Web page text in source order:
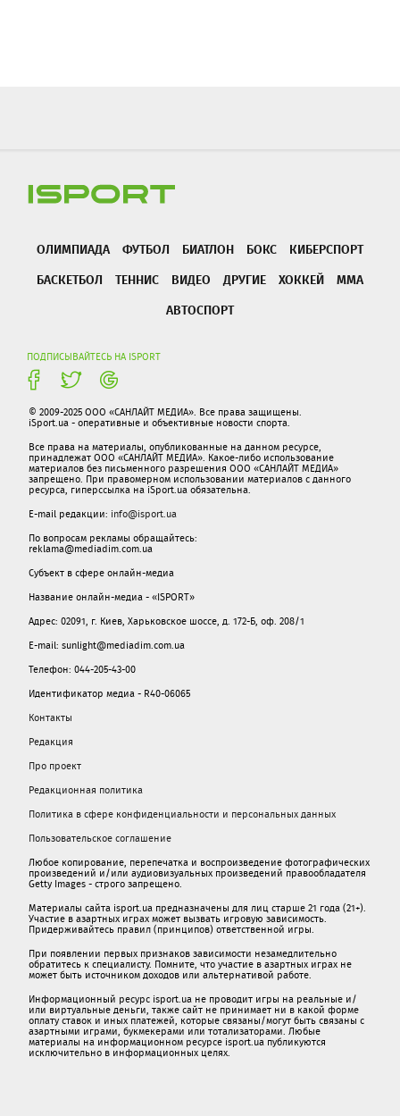
ОЛИМПИАДА ФУТБОЛ БИАТЛОН БОКС
КИБЕРСПОРТ
БАСКЕТБОЛ
ТЕННИС ВИДЕО ДРУГИЕ ХОККЕЙ
ММА
АВТОСПОРТ
ПОДПИСЫВАЙТЕСЬ НА ISPORT
© 2009-2025 ООО «САНЛАЙТ МЕДИА». Все права защищены.
iSport.ua - оперативные и объективные новости спорта.
Все права на материалы, опубликованные на данном ресурсе,
принадлежат ООО «САНЛАЙТ МЕДИА». Какое-либо использование
материалов без письменного разрешения ООО «САНЛАЙТ МЕДИА»
запрещено. При правомерном использовании материалов с данного
ресурса, гиперссылка на iSport.ua обязательна.
E-mail редакции: info@isport.ua
По вопросам рекламы обращайтесь:
reklama@mediadim.com.ua
Субъект в сфере онлайн-медиа
Название онлайн-медиа - «ISPORT»
Адрес: 02091, г. Киев, Харьковское шоссе, д. 172-Б, оф. 208/1
E-mail: sunlight@mediadim.com.ua
Телефон: 044-205-43-00
Идентификатор медиа - R40-06065
Контакты
Редакция
Про проект
Редакционная политика
Политика в сфере конфиденциальности и персональных данных
Пользовательское соглашение
Любое копирование, перепечатка и воспроизведение фотографических
произведений и/или аудиовизуальных произведений правообладателя
Getty Images - строго запрещено.
Материалы сайта isport.ua предназначены для лиц старше 21 года (21+).
Участие в азартных играх может вызвать игровую зависимость.
Придерживайтесь правил (принципов) ответственной игры.
При появлении первых признаков зависимости незамедлительно
обратитесь к специалисту. Помните, что участие в азартных играх не
может быть источником доходов или альтернативой работе.
Информационный ресурс isport.ua не проводит игры на реальные и/
или виртуальные деньги, также сайт не принимает ни в какой форме
oплaту ставок и иных платежей, которые связаны/могут быть связаны c
азартными игрaми, букмекерами или тотализаторами. Любые
материалы на информационном ресурсе isport.ua публикуютcя
исключительно в информационных целях.